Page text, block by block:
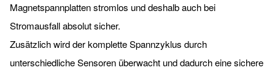
Magnetspannplatten stromlos und deshalb auch bei
Stromausfall absolut sicher.
Zusätzlich wird der komplette Spannzyklus durch
unterschiedliche Sensoren überwacht und dadurch eine sichere